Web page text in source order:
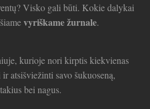
Visko gali būti. Kokie dalykai
vyriškame žurnale.
kurioje nori kirptis kiekvienas
atsišviežinti savo šukuoseną,
bei nagus.